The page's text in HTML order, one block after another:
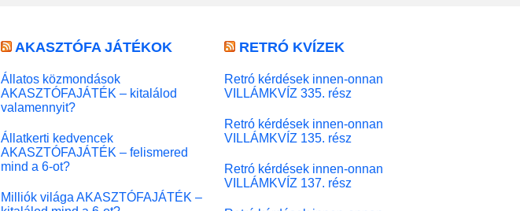
AKASZTÓFA JÁTÉKOK
Állatos közmondások
AKASZTÓFAJÁTÉK – kitalálod
valamennyit?
Állatkerti kedvencek
AKASZTÓFAJÁTÉK – felismered
mind a 6-ot?
Milliók világa AKASZTÓFAJÁTÉK –
RETRÓ KVÍZEK
Retró kérdések innen-onnan
VILLÁMKVÍZ 335. rész
Retró kérdések innen-onnan
VILLÁMKVÍZ 135. rész
Retró kérdések innen-onnan
VILLÁMKVÍZ 137. rész